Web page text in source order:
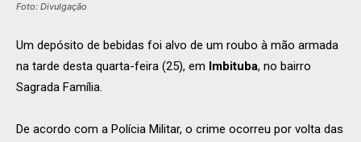
Foto: Divulgação
Um depósito de bebidas foi alvo de um roubo à mão armada
na tarde desta quarta-feira (25), em Imbituba, no bairro
Sagrada Família.
De acordo com a Polícia Militar, o crime ocorreu por volta das